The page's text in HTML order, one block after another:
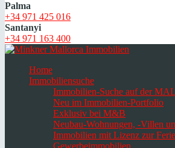
Palma
+34 971 425 016
Santanyi
+34 971 163 400
Home
Immobiliensuche
Immobilien-Suche auf der
Neu im Immobilien-Portfolio
Exklusiv bei M&B
Neubau-Wohnungen, -Villen
Immobilien mit Lizenz zur
Gewerbeimmobilien